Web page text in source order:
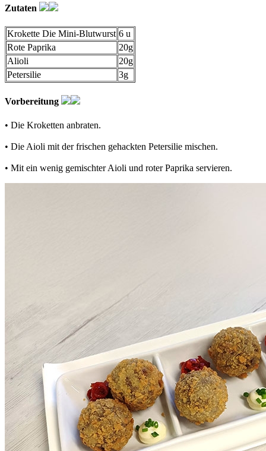
Zutaten
Krokette Die Mini-Blutwurst 6 u
Rote Paprika
20g
Alioli
20g
Petersilie
3g
Vorbereitung
• Die Kroketten anbraten.
• Die Aioli mit der frischen gehackten Petersilie mischen.
• Mit ein wenig gemischter Aioli und roter Paprika servieren.